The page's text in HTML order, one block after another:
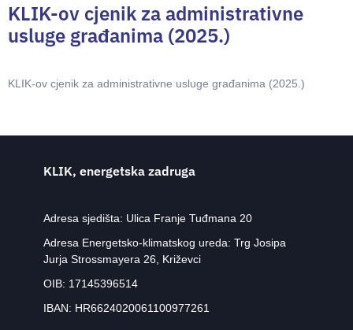
KLIK-ov cjenik za administrativne
usluge građanima (2025.)
KLIK-ov cjenik za administrativne usluge građanima (2025.)
KLIK, energetska zadruga
Adresa sjedišta: Ulica Franje Tuđmana 20
Adresa Energetsko-klimatskog ureda: Trg Josipa
Jurja Strossmayera 26, Križevci
OIB: 17145396514
IBAN: HR6624020061100977261